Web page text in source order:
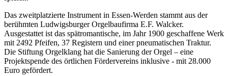
Das zweitplatzierte Instrument in Essen-Werden stammt aus der
berühmten Ludwigsburger Orgelbaufirma E.F. Walcker.
Ausgestattet ist das spätromantische, im Jahr 1900 geschaffene Werk
mit 2492 Pfeifen, 37 Registern und einer pneumatischen Traktur.
Die Stiftung Orgelklang hat die Sanierung der Orgel – eine
Projektspende des örtlichen Fördervereins inklusive - mit 28.000
Euro gefördert.